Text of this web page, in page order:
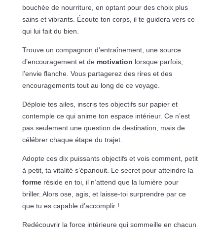
bouchée de nourriture, en optant pour des choix plus
sains et vibrants. Écoute ton corps, il te guidera vers ce
qui lui fait du bien.
Trouve un compagnon d’entraînement, une source
d’encouragement et de motivation lorsque parfois,
l’envie flanche. Vous partagerez des rires et des
encouragements tout au long de ce voyage.
Déploie tes ailes, inscris tes objectifs sur papier et
contemple ce qui anime ton espace intérieur. Ce n’est
pas seulement une question de destination, mais de
célébrer chaque étape du trajet.
Adopte ces dix puissants objectifs et vois comment, petit
à petit, ta vitalité s’épanouit. Le secret pour atteindre la
formeréside en toi, il n’attend que la lumière pour
briller. Alors ose, agis, et laisse-toi surprendre par ce
que tu es capable d’accomplir !
Redécouvrir la force intérieure qui sommeille en chacun